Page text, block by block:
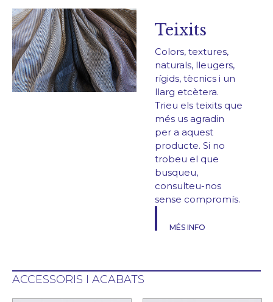
ACCESSORIS I ACABATS
Teixits
Colors, textures,
naturals, lleugers,
rígids, tècnics i un
llarg etcètera.
Trieu els teixits que
més us agradin
per a aquest
producte. Si no
trobeu el que
busqueu,
consulteu-nos
sense compromís.
MÉS INFO